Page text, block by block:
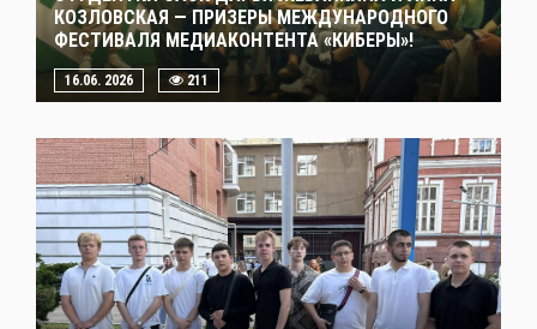
КОЗЛОВСКАЯ — ПРИЗЕРЫ МЕЖДУНАРОДНОГО
ФЕСТИВАЛЯ МЕДИАКОНТЕНТА «КИБЕРЫ»!
16.06. 2026 211